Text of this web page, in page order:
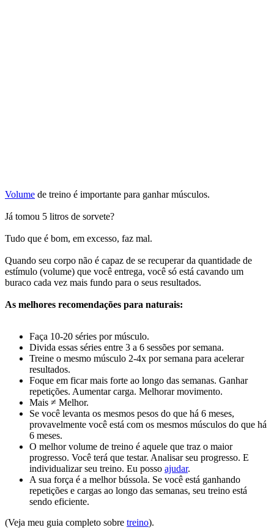
Volume de treino é importante para ganhar músculos.
Já tomou 5 litros de sorvete?
Tudo que é bom, em excesso, faz mal.
Quando seu corpo não é capaz de se recuperar da quantidade de
estímulo (volume) que você entrega, você só está cavando um
buraco cada vez mais fundo para o seus resultados.
As melhores recomendações para naturais:
Faça 10-20 séries por músculo.
Divida essas séries entre 3 a 6 sessões por semana.
Treine o mesmo músculo 2-4x por semana para acelerar
resultados.
Foque em ficar mais forte ao longo das semanas. Ganhar
repetições. Aumentar carga. Melhorar movimento.
Mais ≠ Melhor.
Se você levanta os mesmos pesos do que há 6 meses,
provavelmente você está com os mesmos músculos do que há
6 meses.
O melhor volume de treino é aquele que traz o maior
progresso. Você terá que testar. Analisar seu progresso. E
individualizar seu treino. Eu posso ajudar.
A sua força é a melhor bússola. Se você está ganhando
repetições e cargas ao longo das semanas, seu treino está
sendo eficiente.
(Veja meu guia completo sobre treino).